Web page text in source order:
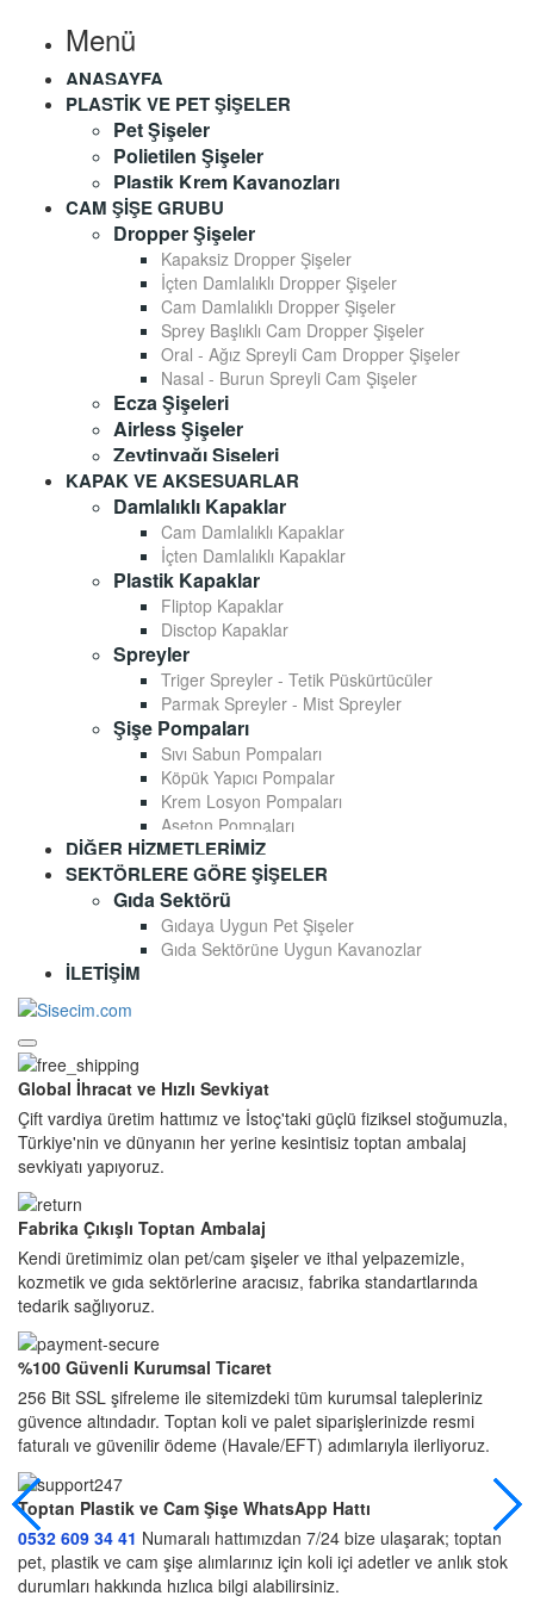
Menü
ANASAYFA
PLASTIK VE PET ŞIŞELER
Pet Şişeler
Polietilen Şişeler
Plastik Krem Kavanozları
CAM ŞIŞE GRUBU
Dropper Şişeler
Kapaksiz Dropper Şişeler
İçten Damlalıklı Dropper Şişeler
Cam Damlalıklı Dropper Şişeler
Sprey Başlıklı Cam Dropper Şişeler
Oral - Ağız Spreyli Cam Dropper Şişeler
Nasal - Burun Spreyli Cam Şişeler
Ecza Şişeleri
Airless Şişeler
Zeytinyağı Şişeleri
KAPAK VE AKSESUARLAR
Damlalıklı Kapaklar
Cam Damlalıklı Kapaklar
İçten Damlalıklı Kapaklar
Plastik Kapaklar
Fliptop Kapaklar
Disctop Kapaklar
Spreyler
Triger Spreyler - Tetik Püskürtücüler
Parmak Spreyler - Mist Spreyler
Şişe Pompaları
Sıvı Sabun Pompaları
Köpük Yapıcı Pompalar
Krem Losyon Pompaları
Aseton Pompaları
DIĞER HIZMETLERIMIZ
SEKTÖRLERE GÖRE ŞIŞELER
Gıda Sektörü
Gıdaya Uygun Pet Şişeler
Gıda Sektörüne Uygun Kavanozlar
İLETIŞIM
Global İhracat ve Hızlı Sevkiyat
Çift vardiya üretim hattımız ve İstoç'taki güçlü fiziksel stoğumuzla,
Türkiye'nin ve dünyanın her yerine kesintisiz toptan ambalaj
sevkiyatı yapıyoruz.
Fabrika Çıkışlı Toptan Ambalaj
Kendi üretimimiz olan pet/cam şişeler ve ithal yelpazemizle,
kozmetik ve gıda sektörlerine aracısız, fabrika standartlarında
tedarik sağlıyoruz.
%100 Güvenli Kurumsal Ticaret
256 Bit SSL şifreleme ile sitemizdeki tüm kurumsal talepleriniz
güvence altındadır. Toptan koli ve palet siparişlerinizde resmi
faturalı ve güvenilir ödeme (Havale/EFT) adımlarıyla ilerliyoruz.
Toptan Plastik ve Cam Şişe WhatsApp Hattı
0532 609 34 41 Numaralı hattımızdan 7/24 bize ulaşarak; toptan
pet, plastik ve cam şişe alımlarınız için koli içi adetler ve anlık stok
durumları hakkında hızlıca bilgi alabilirsiniz.